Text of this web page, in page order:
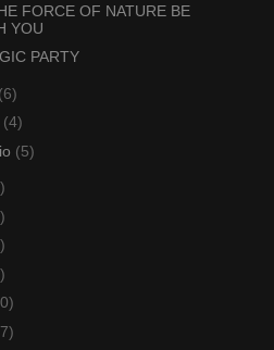
FORCE OF NATURE BE
YOU
PARTY
(4)
(5)